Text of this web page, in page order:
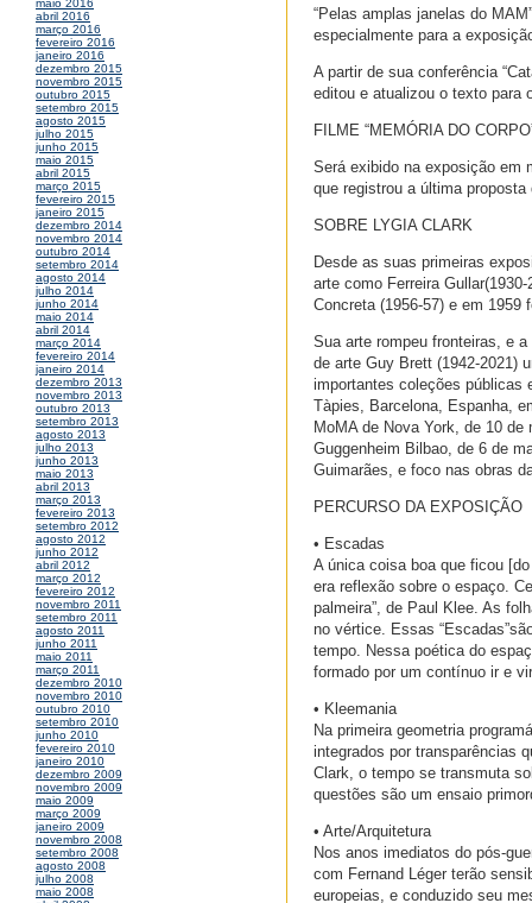
maio 2016
abril 2016
março 2016
fevereiro 2016
janeiro 2016
dezembro 2015
novembro 2015
outubro 2015
setembro 2015
agosto 2015
julho 2015
junho 2015
maio 2015
abril 2015
março 2015
fevereiro 2015
janeiro 2015
dezembro 2014
novembro 2014
outubro 2014
setembro 2014
agosto 2014
julho 2014
junho 2014
maio 2014
abril 2014
março 2014
fevereiro 2014
janeiro 2014
dezembro 2013
novembro 2013
outubro 2013
setembro 2013
agosto 2013
julho 2013
junho 2013
maio 2013
abril 2013
março 2013
fevereiro 2013
setembro 2012
agosto 2012
junho 2012
abril 2012
março 2012
fevereiro 2012
novembro 2011
setembro 2011
agosto 2011
junho 2011
maio 2011
março 2011
dezembro 2010
novembro 2010
outubro 2010
setembro 2010
junho 2010
fevereiro 2010
janeiro 2010
dezembro 2009
novembro 2009
maio 2009
março 2009
janeiro 2009
novembro 2008
setembro 2008
agosto 2008
julho 2008
maio 2008
“Pelas amplas janelas do
especialmente para a
A partir de sua conferência
editou e atualizou o texto para
FILME “MEMÓRIA DO
Será exibido na exposição em
que registrou a última
SOBRE LYGIA CLARK
Desde as suas primeiras
arte como Ferreira
Concreta (1956-57) e em 1959
Sua arte rompeu fronteiras, e
de arte Guy Brett (1942-2021)
importantes coleções públicas
Tàpies, Barcelona, Espanha,
MoMA de Nova York, de 10 de
Guggenheim Bilbao, de 6 de
Guimarães, e foco nas obras
PERCURSO DA EXPOSIÇÃO
• Escadas
A única coisa boa que ficou
era reflexão sobre o espaço.
palmeira”, de Paul Klee. As
no vértice. Essas
tempo. Nessa poética do
formado por um contínuo ir e
• Kleemania
Na primeira geometria
integrados por transparências
Clark, o tempo se transmuta
questões são um ensaio
• Arte/Arquitetura
Nos anos imediatos do pós-
com Fernand Léger terão
europeias, e conduzido seu